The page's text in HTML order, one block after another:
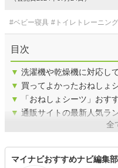
#ベビー寝具 #トイレトレーニン
目次
▼ 洗濯機や乾燥機に対応し
▼ 買ってよかったおねしょ
▼
「おねしょシーツ」おす
▼ 通販サイトの最新人気ラ
全
マイナビおすすめナビ編集部